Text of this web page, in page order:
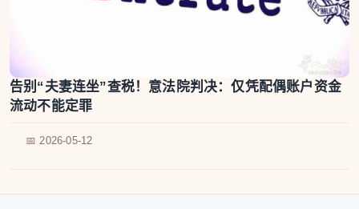
告别“夫妻连坐”查税！意法院判决：仅凭配偶账户资金
流动不能定罪
📅 2026-05-12